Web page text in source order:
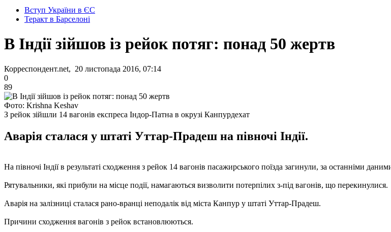
Вступ України в ЄС
Теракт в Барселоні
В Індії зійшов із рейок потяг: понад 50 жертв
Корреспондент.net, 20 листопада 2016, 07:14
0
89
Фото: Krishna Keshav
З рейок зійшли 14 вагонів експреса Індор-Патна в окрузі Канпурдехат
Аварія сталася у штаті Уттар-Прадеш на півночі Індії.
На півночі Індії в результаті сходження з рейок 14 вагонів пасажирського поїзда загинули, за останніми
Рятувальники, які прибули на місце події, намагаються визволити потерпілих з-під вагонів, що перекинулися.
Аварія на залізниці сталася рано-вранці неподалік від міста Канпур у штаті Уттар-Прадеш.
Причини сходження вагонів з рейок встановлюються.